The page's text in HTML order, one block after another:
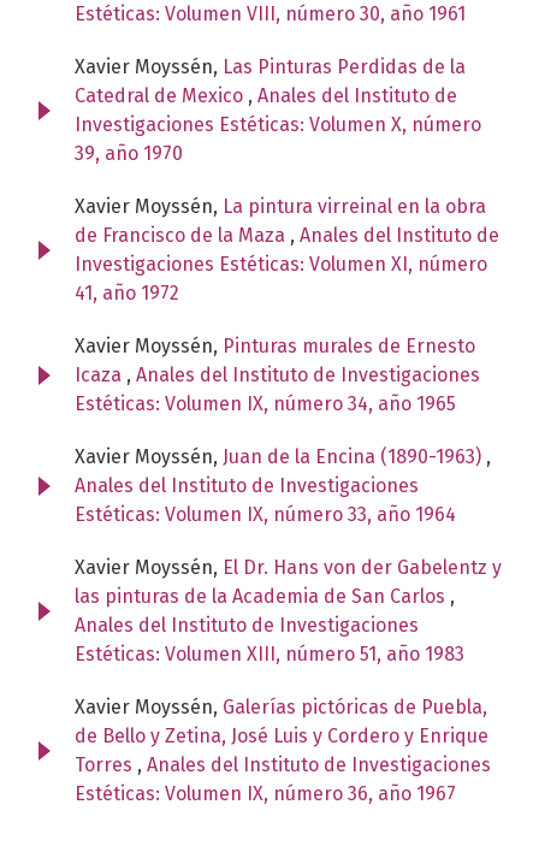
Estéticas: Volumen VIII, número 30, año 1961
Xavier Moyssén, Las Pinturas Perdidas de la
Catedral de Mexico , Anales del Instituto de
Investigaciones Estéticas: Volumen X, número
39, año 1970
Xavier Moyssén, La pintura virreinal en la obra
de Francisco de la Maza , Anales del Instituto de
Investigaciones Estéticas: Volumen XI, número
41, año 1972
Xavier Moyssén, Pinturas murales de Ernesto
Icaza , Anales del Instituto de Investigaciones
Estéticas: Volumen IX, número 34, año 1965
Xavier Moyssén, Juan de la Encina (1890-1963) ,
Anales del Instituto de Investigaciones
Estéticas: Volumen IX, número 33, año 1964
Xavier Moyssén, El Dr. Hans von der Gabelentz y
las pinturas de la Academia de San Carlos ,
Anales del Instituto de Investigaciones
Estéticas: Volumen XIII, número 51, año 1983
Xavier Moyssén, Galerías pictóricas de Puebla,
de Bello y Zetina, José Luis y Cordero y Enrique
Torres , Anales del Instituto de Investigaciones
Estéticas: Volumen IX, número 36, año 1967